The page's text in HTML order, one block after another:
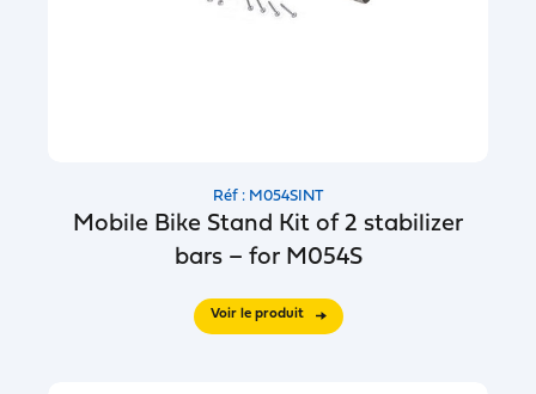
Réf : M054SINT
Mobile Bike Stand Kit of 2 stabilizer
bars – for M054S
Voir le produit